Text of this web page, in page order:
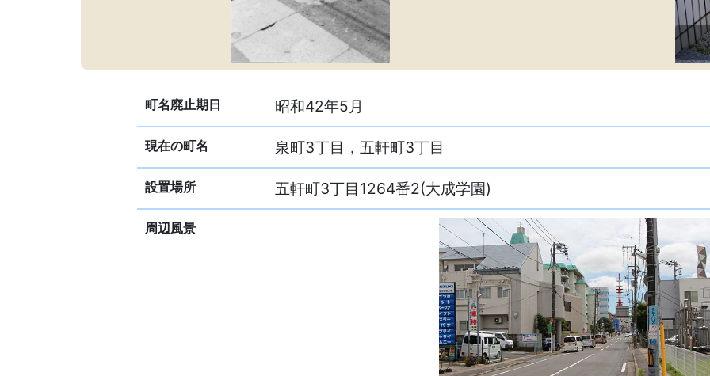
町名廃止期日 昭和42年5月
現在の町名 泉町3丁目，五軒町3丁目
設置場所 五軒町3丁目1264番2(大成学園)
周辺風景